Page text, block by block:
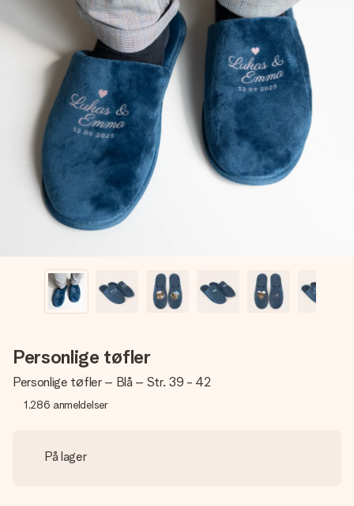
Gavene våre inspirerer. Kundene gir oss 4,5 på Google
Gratis kort med hilsen
Lag noe unikt med bare noen få steg - med hennes navn,
et bilde av dere eller en beskjed som virkelig berører
hjertet. Ikke noe tull, bare masse kjærlighet i øyeblikket.
Personlige tøfler
Personlige tøfler – Blå – Str. 39 - 42
1,286 anmeldelser
På lager